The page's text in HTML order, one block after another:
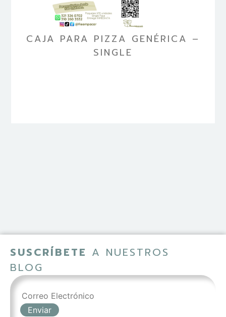
CAJA PARA PIZZA GENÉRICA –
SINGLE
SUSCRÍBETE A NUESTROS
BLOG